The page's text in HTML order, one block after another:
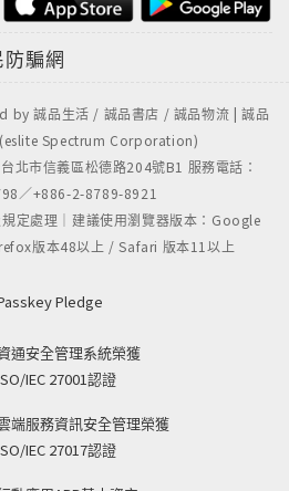
騙網
by 誠品生活 / 誠品書店 / 誠品物流 | 誠品
(eslite Spectrum Corporation)
北市信義區松德路204號B1 服務電話：
／+886-2-8789-8921
定處理｜建議使用瀏覽器版本：Google
版本48以上 / Safari 版本11以上
Pledge
通安全管理系統榮獲
IEC 27001認證
端服務資訊安全管理榮獲
IEC 27017認證